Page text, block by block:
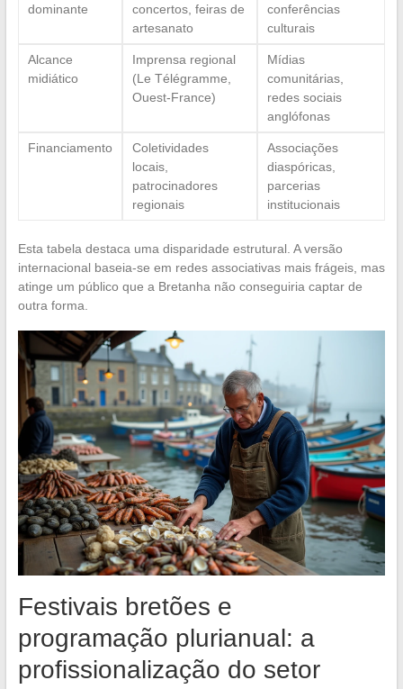
dominante
concertos, feiras de
artesanato
conferências
culturais
Alcance
midiático
Imprensa regional
(Le Télégramme,
Ouest-France)
Mídias
comunitárias,
redes sociais
anglófonas
Financiamento
Coletividades
locais,
patrocinadores
regionais
Associações
diaspóricas,
parcerias
institucionais
Esta tabela destaca uma disparidade estrutural. A versão
internacional baseia-se em redes associativas mais frágeis, mas
atinge um público que a Bretanha não conseguiria captar de
outra forma.
Festivais bretões e
programação plurianual: a
profissionalização do setor